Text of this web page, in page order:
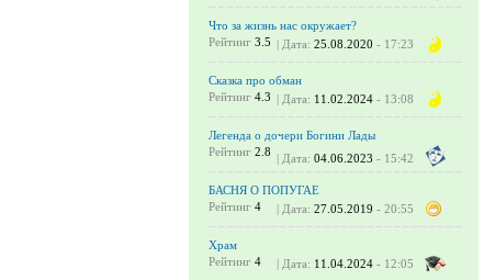
Что за жизнь нас окружает?
Рейтинг 3.5 | Дата: 25.08.2020 - 17:23
Сказка про обман
Рейтинг 4.3 | Дата: 11.02.2024 - 13:08
Легенда о дочери Богини Лады
Рейтинг 2.8 | Дата: 04.06.2023 - 15:42
БАСНЯ О ПОПУГАЕ
Рейтинг 4 | Дата: 27.05.2019 - 20:55
Храм
Рейтинг 4 | Дата: 11.04.2024 - 12:05